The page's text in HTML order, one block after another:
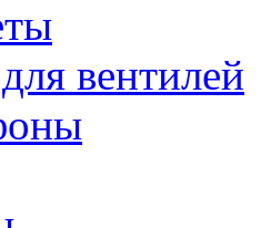
вентилей